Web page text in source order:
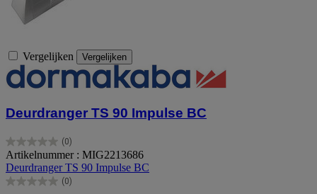
Vergelijken Vergelijken
Deurdranger TS 90 Impulse BC
(0)
0.0
van
de
5
Artikelnummer : MIG2213686
Deurdranger TS 90 Impulse BC
(0)
0.0